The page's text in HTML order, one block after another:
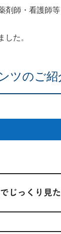
剤師・看護師
た。
ツのご紹